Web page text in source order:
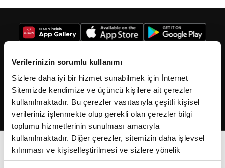
Verilerinizin sorumlu kullanımı
Sizlere daha iyi bir hizmet sunabilmek için İnternet
Sitemizde kendimize ve üçüncü kişilere ait çerezler
kullanılmaktadır. Bu çerezler vasıtasıyla çeşitli kişisel
verileriniz işlenmekte olup gerekli olan çerezler bilgi
toplumu hizmetlerinin sunulması amacıyla
kullanılmaktadır. Diğer çerezler, sitemizin daha işlevsel
kılınması ve kişiselleştirilmesi ve sizlere yönelik
reklam/pazarlama faaliyetlerinin yapılması, amaçlarıyla
2026Fikriyat. Tüm hakları saklıdır.